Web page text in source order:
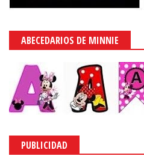
ABECEDARIOS DE MINNIE
PUBLICIDAD